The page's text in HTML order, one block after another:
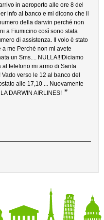
in aeroporto alle ore 8 del
info al banco e mi dicono che il
della darwin perché non
a Fiumicino così sono stata
di assistenza. Il volo è stato
me Perché non mi avete
un Sms.... NULLA!!!Diciamo
telefono mi armo di Santa
verso le 12 al banco del
alle 17,10 ... Nuovamente
DARWIN AIRLINES! ”